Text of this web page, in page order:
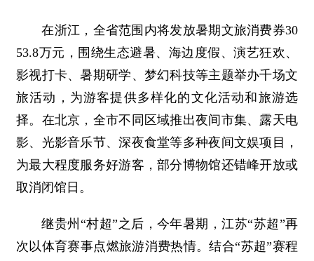
在浙江，全省范围内将发放暑期文旅消费券30
53.8万元，围绕生态避暑、海边度假、演艺狂欢、
影视打卡、暑期研学、梦幻科技等主题举办千场文
旅活动，为游客提供多样化的文化活动和旅游选
择。在北京，全市不同区域推出夜间市集、露天电
影、光影音乐节、深夜食堂等多种夜间文娱项目，
为最大程度服务好游客，部分博物馆还错峰开放或
取消闭馆日。
继贵州“村超”之后，今年暑期，江苏“苏超”再
次以体育赛事点燃旅游消费热情。结合“苏超”赛程